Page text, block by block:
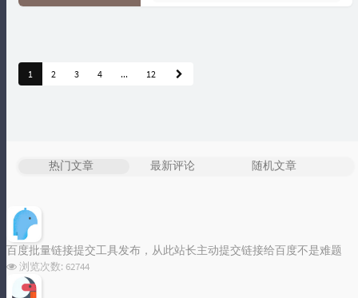
1 2 3 4 ... 12
热门文章 最新评论 随机文章
百度批量链接提交工具发布，从此站长主动提交链接给百度不是难题
浏览次数: 62744